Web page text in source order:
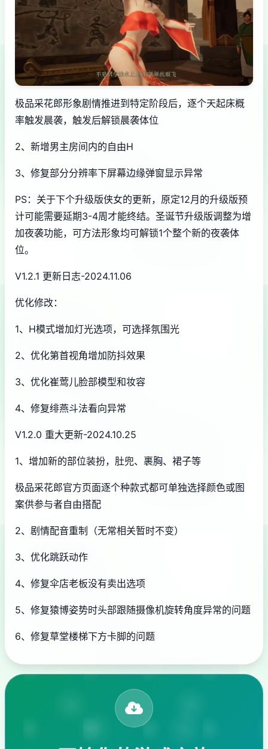
极品采花郎形象剧情推进到特定阶段后，逐个天起床概
率触发晨袭，触发后解锁晨袭体位
2、新增男主房间内的自由H
3、修复部分分辨率下屏幕边缘弹窗显示异常
PS：关于下个升级版侠女的更新，原定12月的升级版预
计可能需要延期3-4周才能终结。圣诞节升级版调整为增
加夜袭功能，可方法形象均可解锁1个整个新的夜袭体
位。
V1.2.1 更新日志-2024.11.06
优化修改：
1、H模式增加灯光选项，可选择氛围光
2、优化第首视角增加防抖效果
3、优化崔莺儿脸部模型和妆容
4、修复绯燕斗法看向异常
V1.2.0 重大更新-2024.10.25
1、增加新的部位装扮，肚兜、裹胸、裙子等
极品采花郎官方页面逐个种款式都可单独选择颜色或图
案供参与者自由搭配
2、剧情配音重制（无常相关暂时不变）
3、优化跳跃动作
4、修复伞店老板没有卖出选项
5、修复猿博姿势时头部跟随摄像机旋转角度异常的问题
6、修复草堂楼梯下方卡脚的问题